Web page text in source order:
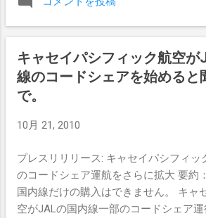
でも良さそうだな。 円
な。
キャセイパシフィック航空が
線のコードシェアを始めると
で。
10月 21, 2010
プレスリリリース: キャセイパシフィッ
のコードシェア運航をさらに拡大 要約
国内線だけの購入はできません。 キャ
空がJALの国内線一部のコードシェア